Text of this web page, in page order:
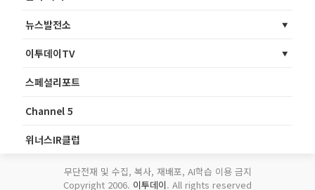
뉴스발전소
이투데이TV
스페셜리포트
Channel 5
위너스IR클럽
무단전재 및 수집, 복사, 재배포, AI학습 이용 금지
Copyright 2006. 이투데이. All rights reserved